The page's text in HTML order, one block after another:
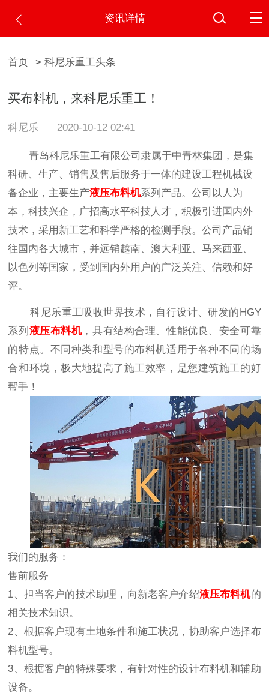
资讯详情
首页 > 科尼乐重工头条
买布料机，来科尼乐重工！
科尼乐 2020-10-12 02:41
青岛科尼乐重工有限公司 隶属于中青林集团， 是集
科研、生产、销售及售后服务于一体的建设工程机械设
备企业，主要生产液压布料机系列产品。公司以人为
本，科技兴企，广招高水平科技人才，积极引进国内外
技术，采用新工艺和科学严格的检测手段。公司产品销
往国内各大城市，并远销越南、澳大利亚、马来西亚、
以色列等国家，受到国内外用户的广泛关注、信赖和好
评。
科尼乐重工吸收世界技术，自行设计、研发的HGY
系列 液压布料机，具有结构合理、性能优良、安全可靠
的特点。不同种类和型号的布料机适用于各种不同的场
合和环境，极大地提高了施工效率，是您建筑施工的好
帮手 ！
我们的服务：
售前服务
1、担当客户的技术助理，向新老客户介绍液压布料机的
相关技术知识。
2、根据客户现有土地条件和施工状况，协助客户选择布
料机型号。
3、根据客户的特殊要求，有针对性的设计布料机和辅助
设备。